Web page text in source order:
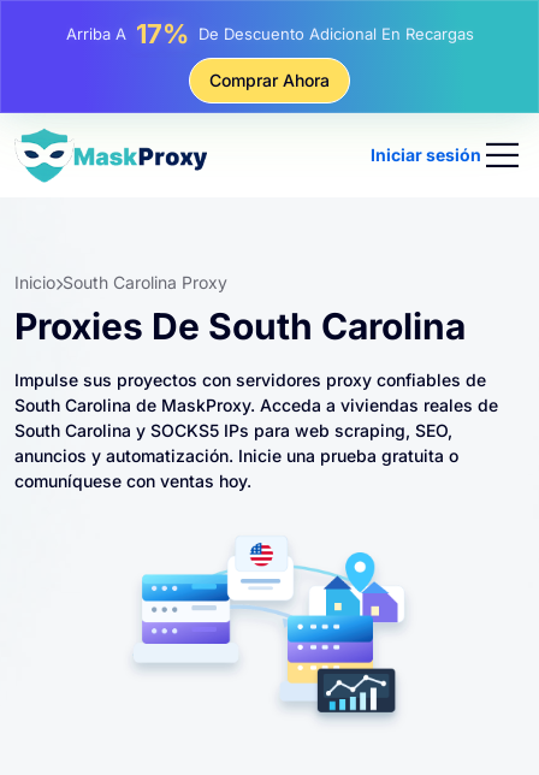
Arriba A 25% Descuento En Compras Estáticas IP
81% Descuento En Compras Rotativas IP
Comprar Ahora
Iniciar sesión
Inicio South Carolina Proxy
Proxies De South Carolina
Impulse sus proyectos con servidores proxy confiables de
South Carolina de MaskProxy. Acceda a viviendas reales de
South Carolina y SOCKS5 IPs para web scraping, SEO,
anuncios y automatización. Inicie una prueba gratuita o
comuníquese con ventas hoy.